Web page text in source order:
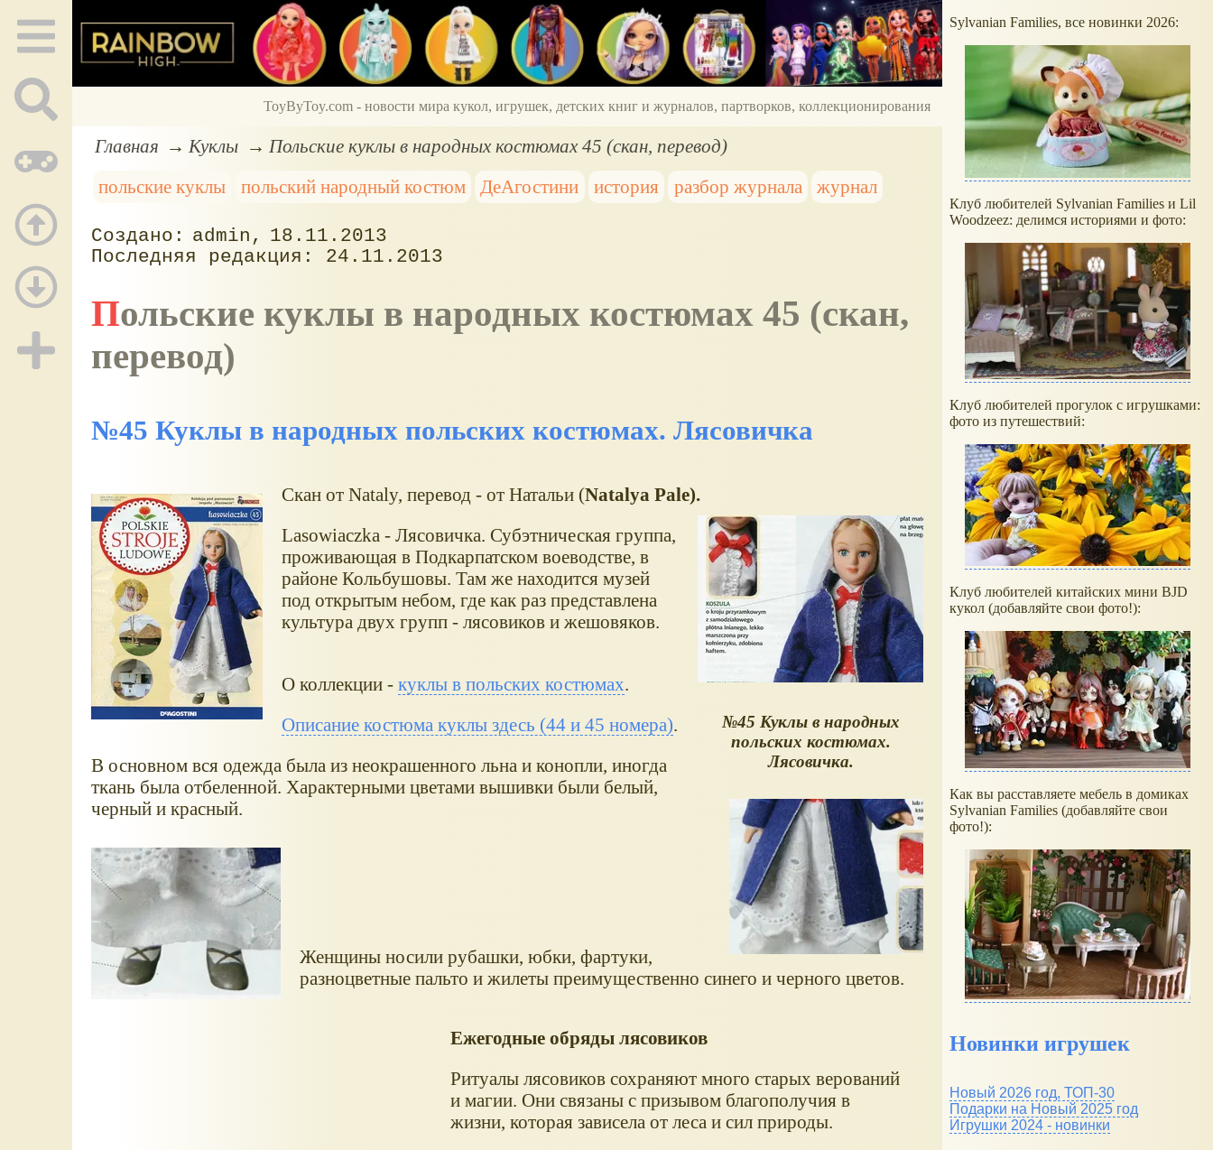
ToyByToy.com - новости мира кукол, игрушек, детских книг и журналов, партворков, коллекционирования
Главная Куклы
Польские куклы в народных костюмах 45 (скан, перевод)
польские куклы
польский народный костюм ДеАгостини история разбор журнала журнал
admin
18.11.2013
24.11.2013
Польские куклы в народных костюмах 45 (скан,
перевод)
№45 Куклы в народных польских костюмах. Лясовичка
Скан от Nataly, перевод - от Натальи (Natalya Pale).
№45 Куклы в народных
польских костюмах.
Лясовичка.
Lasowiaczka - Лясовичка. Субэтническая группа,
проживающая в Подкарпатском воеводстве, в
районе Кольбушовы. Там же находится музей
под открытым небом, где как раз представлена
культура двух групп - лясовиков и жешовяков.
О коллекции - куклы в польских костюмах.
Описание костюма куклы здесь (44 и 45 номера).
В основном вся одежда была из неокрашенного льна и конопли, иногда
ткань была отбеленной. Характерными цветами вышивки были белый,
черный и красный.
Женщины носили рубашки, юбки, фартуки,
разноцветные пальто и жилеты преимущественно синего и черного цветов.
Ежегодные обряды лясовиков
Ритуалы лясовиков сохраняют много старых верований
и магии. Они связаны с призывом благополучия в
жизни, которая зависела от леса и сил природы.
Sylvanian Families, все новинки 2026:
Клуб любителей Sylvanian Families и Lil
Woodzeez: делимся историями и фото:
Клуб любителей прогулок с игрушками:
фото из путешествий:
Клуб любителей китайских мини BJD
кукол (добавляйте свои фото!):
Как вы расставляете мебель в домиках
Sylvanian Families (добавляйте свои
фото!):
Новинки игрушек
Новый 2026 год, ТОП-30
Подарки на Новый 2025 год
Игрушки 2024 - новинки